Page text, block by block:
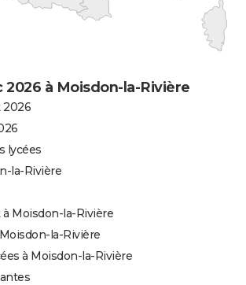
à Moisdon-la-Rivière
2026
lycées
la-Rivière
Moisdon-la-Rivière
la-Rivière
à Moisdon-la-Rivière